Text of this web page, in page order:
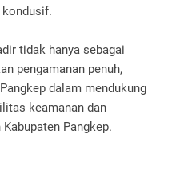
kondusif.
tidak hanya sebagai
pengamanan penuh,
dalam mendukung
keamanan dan
Pangkep.